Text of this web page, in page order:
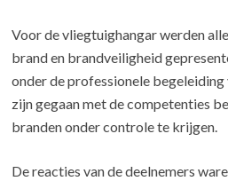
Voor de vliegtuighangar werden
brand en brandveiligheid
onder de professionele begeleiding
zijn gegaan met de competenties
branden onder controle te krijgen.
De reacties van de deelnemers